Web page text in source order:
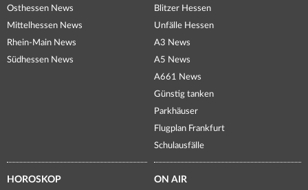
Osthessen News
Mittelhessen News
Rhein-Main News
Südhessen News
Blitzer Hessen
Unfälle Hessen
A3 News
A5 News
A661 News
Günstig tanken
Parkhäuser
Flugplan Frankfurt
Schulausfälle
HOROSKOP ON AIR